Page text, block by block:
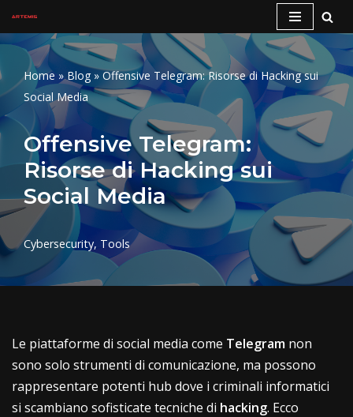
Vai
contenuto
Home »Blog »Offensive Telegram: Risorse di Hacking sui
Social Media
Offensive Telegram:
Risorse di Hacking sui
Social Media
Cybersecurity, Tools
Le piattaforme di social media come Telegram non
sono solo strumenti di comunicazione, ma possono
rappresentare potenti hub dove i criminali informatici
si scambiano sofisticate tecniche di hacking. Ecco